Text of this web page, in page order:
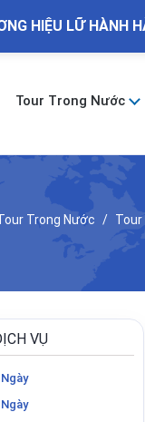
HIỆU LỮ HÀNH
Tour Trong Nước
Trong Nước Tour
VỤ